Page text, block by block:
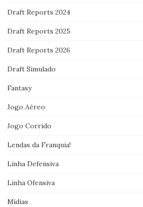
Draft Reports 2024
Draft Reports 2025
Draft Reports 2026
Draft Simulado
Fantasy
Jogo Aéreo
Jogo Corrido
Lendas da Franquia!
Linha Defensiva
Linha Ofensiva
Mídias